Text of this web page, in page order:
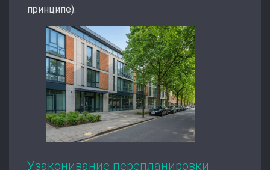
принципе).
Узаконивание перепланировки: